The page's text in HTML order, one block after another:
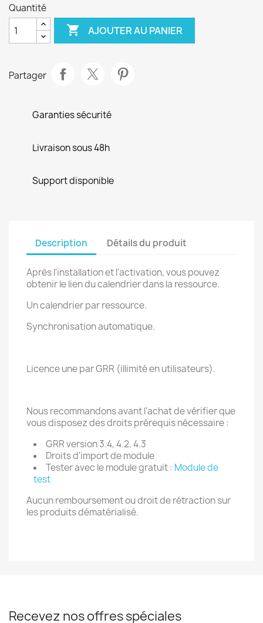
Quantité
 AJOUTER AU PANIER
Partager
Garanties sécurité
Livraison sous 48h
Support disponible
Description Détails du produit
Après l'installation et l'activation, vous pouvez
obtenir le lien du calendrier dans la ressource.
Un calendrier par ressource.
Synchronisation automatique.
Licence une par GRR (illimité en utilisateurs).
Nous recommandons avant l'achat de vérifier que
vous disposez des droits prérequis nécessaire :
GRR version 3.4, 4.2, 4.3
Droits d'import de module
Tester avec le module gratuit : Module de
test
Aucun remboursement ou droit de rétraction sur
les produits dématérialisé.
Recevez nos offres spéciales